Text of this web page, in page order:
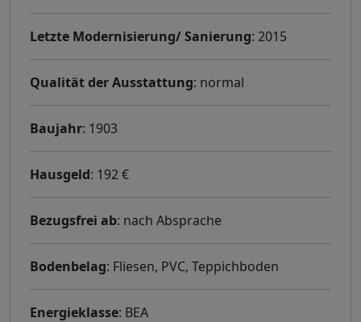
Letzte Modernisierung/ Sanierung: 2015
Qualität der Ausstattung: normal
Baujahr: 1903
Hausgeld: 192 €
Bezugsfrei ab: nach Absprache
Bodenbelag: Fliesen, PVC, Teppichboden
Energieklasse: BEA